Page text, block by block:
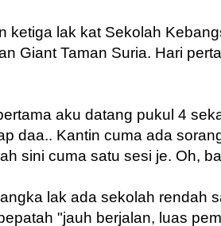
ketiga lak kat Sekolah
Giant Taman Suria. Hari
aku datang pukul 4
daa.. Kantin cuma ada
sini cuma satu sesi je. Oh,
lak ada sekolah rendah
"jauh berjalan, luas